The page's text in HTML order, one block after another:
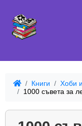
Книги Хоби
1000 съвета за